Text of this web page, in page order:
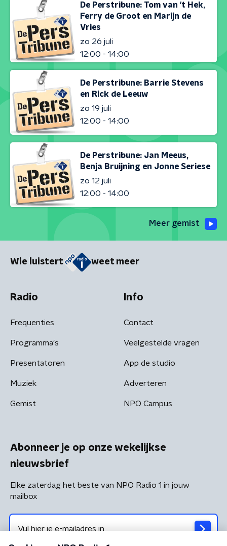
De Perstribune: Tom van 't Hek,
Ferry de Groot en Marijn de
Vries
zo 26 juli
12:00 - 14:00
De Perstribune: Barrie Stevens
en Rick de Leeuw
zo 19 juli
12:00 - 14:00
De Perstribune: Jan Meeus,
Benja Bruijning en Jonne Seriese
zo 12 juli
12:00 - 14:00
Meer gemist
Wie luistert weet meer
Radio
Frequenties
Programma's
Presentatoren
Muziek
Gemist
Info
Contact
Veelgestelde vragen
App de studio
Adverteren
NPO Campus
Abonneer je op onze wekelijkse
nieuwsbrief
Elke zaterdag het beste van NPO Radio 1 in jouw
mailbox